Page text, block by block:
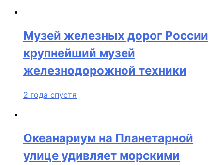
Музей железных дорог России
крупнейший музей
железнодорожной техники
2 года спустя
Океанариум на Планетарной
улице удивляет морскими